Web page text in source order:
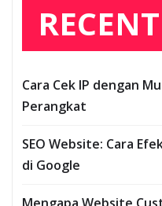
Cara Cek IP dengan
Perangkat
SEO Website: Cara
di Google